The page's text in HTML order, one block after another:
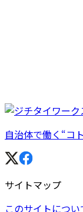
自治体で働く“コ
サイトマップ
このサイトについ